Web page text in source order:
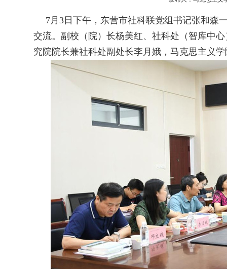
7月3日下午，东营市社科联党组书记张和森
交流。副校（院）长杨美红、社科处（智库中
究院院长兼社科处副处长李月娥，马克思主义